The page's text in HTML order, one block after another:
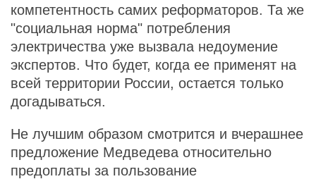
компетентность самих реформаторов. Та же
"социальная норма" потребления
электричества уже вызвала недоумение
экспертов. Что будет, когда ее применят на
всей территории России, остается только
догадываться.
Не лучшим образом смотрится и вчерашнее
предложение Медведева относительно
предоплаты за пользование